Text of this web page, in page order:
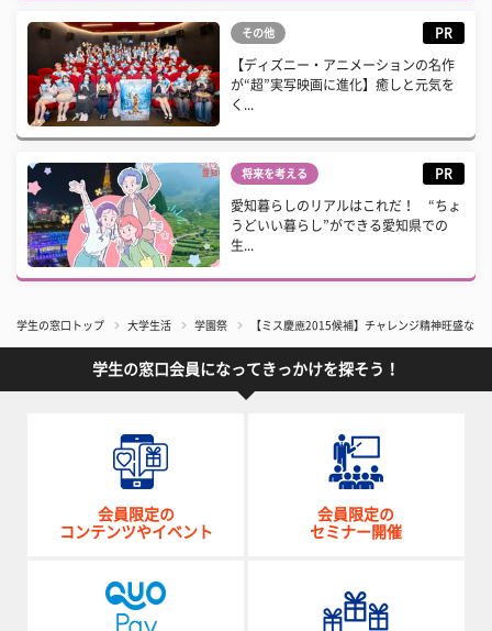
その他 PR
【ディズニー・アニメーションの名作
が“超”実写映画に進化】癒しと元気を
く...
将来を考える PR
愛知暮らしのリアルはこれだ！ “ちょ
うどいい暮らし”ができる愛知県での
生...
学生の窓口トップ 大学生活 学園祭 【ミス慶應2015候補】チャレンジ精神旺盛な
学生の窓口会員になってきっかけを探そう！
会員限定の
コンテンツやイベント
会員限定の
セミナー開催